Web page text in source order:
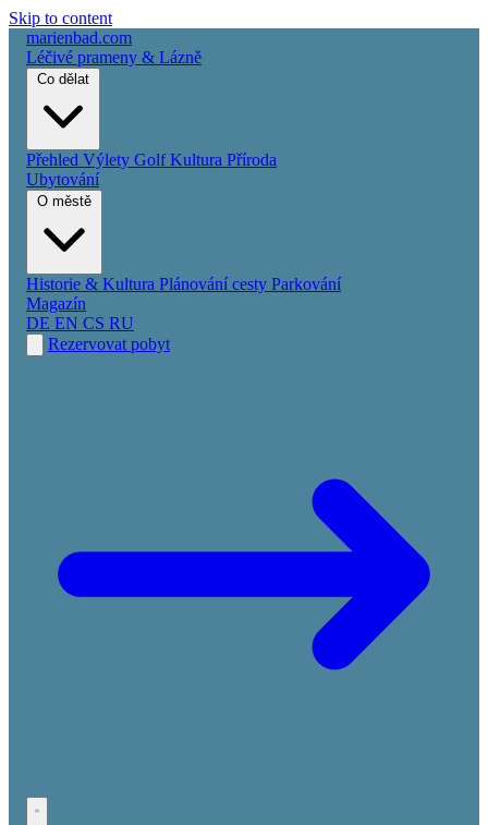
Skip to content
marienbad.com
Léčivé prameny & Lázně
Přehled Výlety GolfKultura Příroda
Ubytování
Historie & Kultura Plánování cesty Parkování
Magazín
DE EN CS RU
Rezervovat pobyt